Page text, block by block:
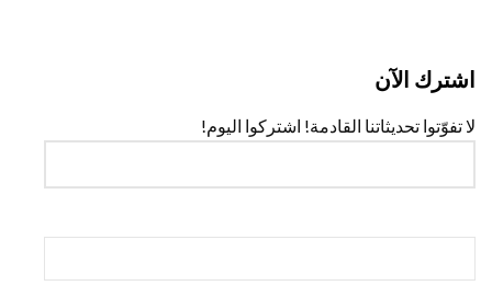
اشترك الآن
لا تفوّتوا تحديثاتنا القادمة! اشتركوا اليوم!